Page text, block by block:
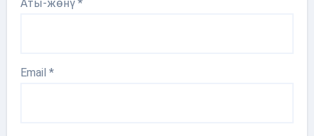
Аты-жөнү*
Email*